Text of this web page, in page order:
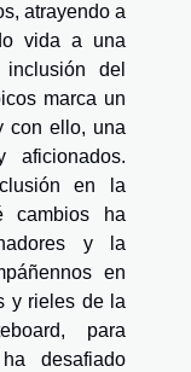
atrayendo a
vida a una
del
marca un
con ello, una
en la
cambios ha
y la
en
y rieles de la
para
desafiado